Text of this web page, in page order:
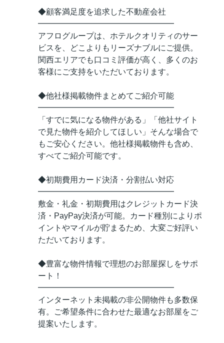
◆顧客満足度を追求した不動産会社
━━━━━━━━━━━━━━━━━
アフログループは、ホテルクオリティのサー
ビスを、どこよりもリーズナブルにご提供。
関西エリアでも口コミ評価が高く、多くのお
客様にご支持をいただいております。
◆他社様掲載物件まとめてご紹介可能
━━━━━━━━━━━━━━━━━
「すでに気になる物件がある」「他社サイト
で見た物件を紹介してほしい」そんな場合で
もご安心ください。他社様掲載物件も含め、
すべてご紹介可能です。
◆初期費用カード決済・分割払い対応
━━━━━━━━━━━━━━━━━
敷金・礼金・初期費用はクレジットカード決
済・PayPay決済が可能。カード種別によりポ
イントやマイルが貯まるため、大変ご好評い
ただいております。
◆豊富な物件情報で理想のお部屋探しをサポ
ート！
━━━━━━━━━━━━━━━━━
インターネット未掲載の非公開物件も多数保
有。ご希望条件に合わせた最適なお部屋をご
提案いたします。